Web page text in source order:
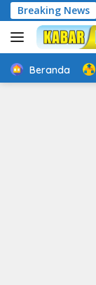
Langsung
ke
konten
Breaking News
Digital,
Beranda